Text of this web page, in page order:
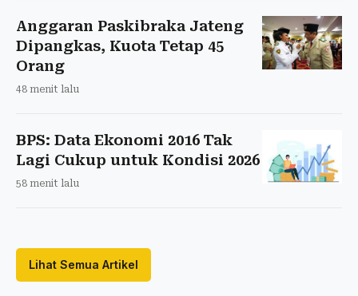
Anggaran Paskibraka Jateng
Dipangkas, Kuota Tetap 45
Orang
48 menit lalu
BPS: Data Ekonomi 2016 Tak
Lagi Cukup untuk Kondisi 2026
58 menit lalu
Lihat Semua Artikel